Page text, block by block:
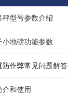
型号参数介绍
地磅功能参数
防作弊常见问题解答
介和使用